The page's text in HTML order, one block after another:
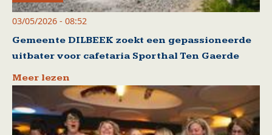
03/05/2026 - 08:52
Gemeente DILBEEK zoekt een gepassioneerde
uitbater voor cafetaria Sporthal Ten Gaerde
Meer lezen